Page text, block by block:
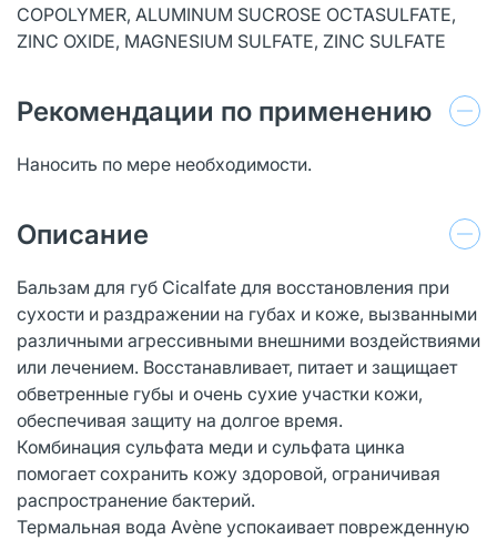
COPOLYMER, ALUMINUM SUCROSE OCTASULFATE,
ZINC OXIDE, MAGNESIUM SULFATE, ZINC SULFATE
Рекомендации по применению
Наносить по мере необходимости.
Описание
Бальзам для губ Cicalfate для восстановления при
сухости и раздражении на губах и коже, вызванными
различными агрессивными внешними воздействиями
или лечением. Восстанавливает, питает и защищает
обветренные губы и очень сухие участки кожи,
обеспечивая защиту на долгое время.
Комбинация сульфата меди и сульфата цинка
помогает сохранить кожу здоровой, ограничивая
распространение бактерий.
Термальная вода Avène успокаивает поврежденную